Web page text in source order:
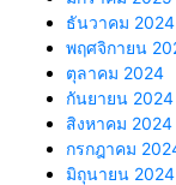
ธันวาคม 2024
พฤศจิกายน
ตุลาคม 2024
กันยายน 2024
สิงหาคม 2024
กรกฎาคม
มิถุนายน 2024